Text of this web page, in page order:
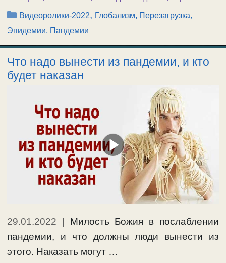
Рубрики
Видеоролики-2022, Глобализм, Перезагрузка,
Эпидемии, Пандемии
Что надо вынести из пандемии, и кто
будет наказан
29.01.2022 | Милость Божия в послаблении
пандемии, и что должны люди вынести из
этого. Наказать могут …